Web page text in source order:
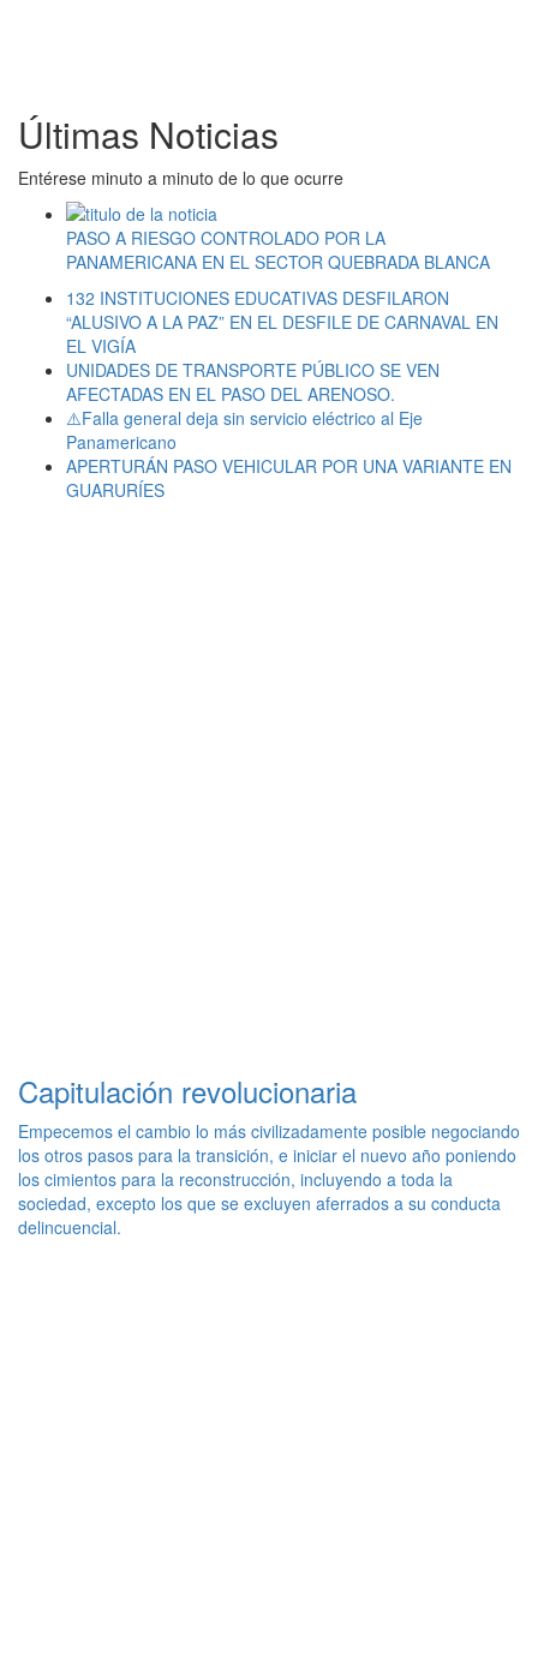
Últimas Noticias
Entérese minuto a minuto de lo que ocurre
PASO A RIESGO CONTROLADO POR LA
PANAMERICANA EN EL SECTOR QUEBRADA BLANCA
132 INSTITUCIONES EDUCATIVAS DESFILARON
“ALUSIVO A LA PAZ” EN EL DESFILE DE CARNAVAL EN
EL VIGÍA
UNIDADES DE TRANSPORTE PÚBLICO SE VEN
AFECTADAS EN EL PASO DEL ARENOSO.
⚠️Falla general deja sin servicio eléctrico al Eje
Panamericano
APERTURÁN PASO VEHICULAR POR UNA VARIANTE EN
GUARURÍES
Capitulación revolucionaria
Empecemos el cambio lo más civilizadamente posible negociando
los otros pasos para la transición, e iniciar el nuevo año poniendo
los cimientos para la reconstrucción, incluyendo a toda la
sociedad, excepto los que se excluyen aferrados a su conducta
delincuencial.